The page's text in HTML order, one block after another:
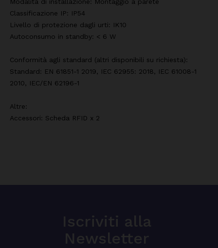
Classificazione IP: IP54
Livello di protezione dagli urti: IK10
Autoconsumo in standby: < 6 W
Conformità agli standard (altri disponibili su richiesta):
Standard: EN 61851-1 2019, IEC 62955: 2018, IEC 61008-1
2010, IEC/EN 62196-1
Altre:
Accessori: Scheda RFID x 2
Iscriviti alla
Newsletter